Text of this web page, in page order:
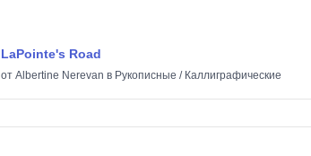
LaPointe's Road
от Albertine Nerevan в Рукописные / Каллиграфические